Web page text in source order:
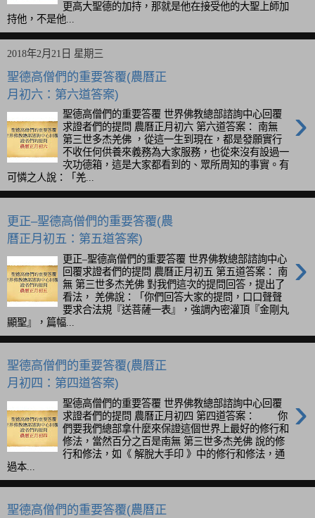
更高大聖德的加持，那就是他在接受他的大聖上師加
持他，不是他...
2018年2月21日 星期三
聖德高僧們的重要答覆(農曆正
月初六：第六道答案)
›
聖德高僧們的重要答覆 世界佛教總部諮詢中心回覆
求證者們的提問 農曆正月初六 第六道答案： 南無
第三世多杰羌佛 ，從這一生到現在，都是發願實行
不收任何供養來義務為大家服務，也從來沒有設過一
次功德箱，這是大家都看到的、眾所周知的事實。有
可憐之人說：「羌...
更正–聖德高僧們的重要答覆(農
曆正月初五：第五道答案)
›
更正–聖德高僧們的重要答覆 世界佛教總部諮詢中心
回覆求證者們的提問 農曆正月初五 第五道答案： 南
無 第三世多杰羌佛 對我們這次的提問回答，提出了
看法， 羌佛說：「你們回答大家的提問，口口聲聲
要求合法規『送菩薩一表』，強調內密灌頂『金剛丸
顯聖』，篇幅...
聖德高僧們的重要答覆(農曆正
月初四：第四道答案)
›
聖德高僧們的重要答覆 世界佛教總部諮詢中心回覆
求證者們的提問 農曆正月初四 第四道答案： 你
們要我們總部拿什麼來保證這個世界上最好的修行和
修法，當然百分之百是南無 第三世多杰羌佛 說的修
行和修法，如《 解脫大手印 》中的修行和修法，通
過本...
聖德高僧們的重要答覆(農曆正